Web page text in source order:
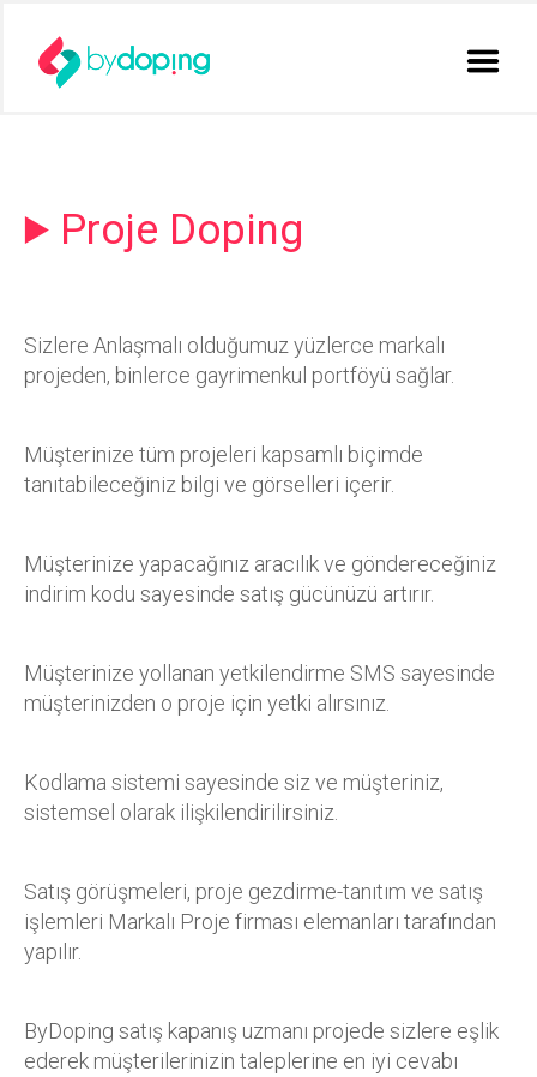
Proje Doping
Sizlere Anlaşmalı olduğumuz yüzlerce markalı
projeden, binlerce gayrimenkul portföyü sağlar.
Müşterinize tüm projeleri kapsamlı biçimde
tanıtabileceğiniz bilgi ve görselleri içerir.
Müşterinize yapacağınız aracılık ve göndereceğiniz
indirim kodu sayesinde satış gücünüzü artırır.
Müşterinize yollanan yetkilendirme SMS sayesinde
müşterinizden o proje için yetki alırsınız.
Kodlama sistemi sayesinde siz ve müşteriniz,
sistemsel olarak ilişkilendirilirsiniz.
Satış görüşmeleri, proje gezdirme-tanıtım ve satış
işlemleri Markalı Proje firması elemanları tarafından
yapılır.
ByDoping satış kapanış uzmanı projede sizlere eşlik
ederek müşterilerinizin taleplerine en iyi cevabı